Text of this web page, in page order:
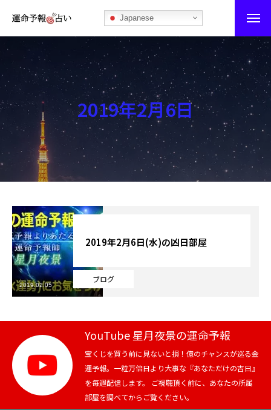
Japanese
運命予報占い
運命予報占いとは
あなたの所属部屋を探そう！
最恐の相性占い
秘伝公開！吉凶カレンダー
記事カテゴリー
ブログ
お知らせ
芸能界
テニス
スポーツ
競馬
2019年2月6日
ブログ
2019年2月6日(水)の凶日部屋
2019.02.05
YouTube 星月夜景の運命予報
宝くじを買う前に見ないと損！億のチャンスが巡る金
運予報。一粒万倍日より大事な『あなただけの吉日』
を毎週配信します。 ご視聴頂く前に、あなたの所属
部屋を調べてからご覧ください。